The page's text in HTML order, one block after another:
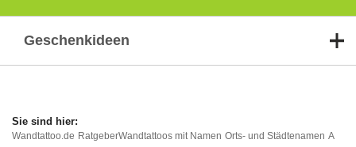
Geschenkideen
Wandtattoo.de RatgeberWandtattoos mit Namen Orts- und Städtenamen A